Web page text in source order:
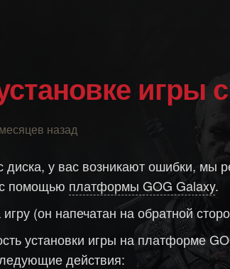
игры
назад
диска, у вас возникают ошибки, мы
помощью платформы GOG Galaxy.
(он напечатан на обратной
установки игры на платформе
действия: